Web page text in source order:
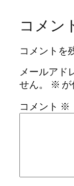
コメン
コメントを
メールアド
せん。
※
コメント ※